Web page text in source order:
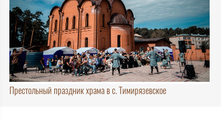
Престольный праздник храма в с. Тимирязевское